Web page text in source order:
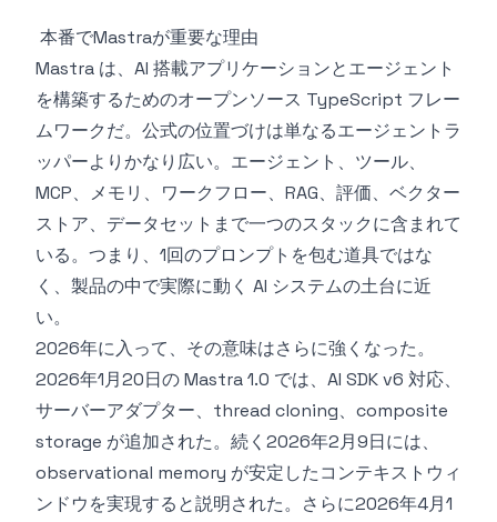
本番でMastraが重要な理由
Mastra は、AI 搭載アプリケーションとエージェント
を構築するためのオープンソース TypeScript フレー
ムワークだ。公式の位置づけは単なるエージェントラ
ッパーよりかなり広い。エージェント、ツール、
MCP、メモリ、ワークフロー、RAG、評価、ベクター
ストア、データセットまで一つのスタックに含まれて
いる。つまり、1回のプロンプトを包む道具ではな
く、製品の中で実際に動く AI システムの土台に近
い。
2026年に入って、その意味はさらに強くなった。
2026年1月20日の Mastra 1.0 では、AI SDK v6 対応、
サーバーアダプター、thread cloning、composite
storage が追加された。続く2026年2月9日には、
observational memory が安定したコンテキストウィ
ンドウを実現すると説明された。さらに2026年4月1